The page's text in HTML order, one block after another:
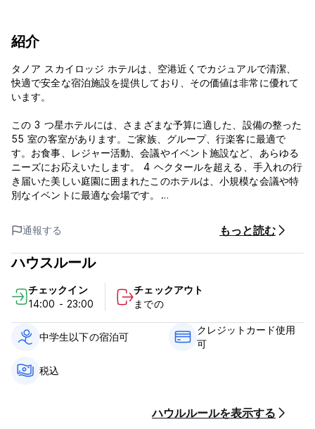
紹介
タノア スカイロッジ ホテルは、空港近くでカジュアルで清潔、
快適で安全な宿泊施設を提供しており、その価値は非常に優れて
います。
この 3 つ星ホテルには、さまざまな予算に適した、設備の整った
55 室の客室があります。ご家族、グループ、行楽客に最適で
す。お食事、レジャー活動、会議やイベント施設など、あらゆる
ニーズにお応えいたします。 4 ヘクタールを超える、手入れの行
き届いた美しい庭園に囲まれたこのホテルは、小規模な会議や特
別なイベントに最適な会場です。
受付 – 24時間対応
チェックイン – 午後 2 時
チェックアウト – 午前10時
チェックイン時にゲストのクレジットカードのコピーをとられま
す。
年齢制限 – 18歳以上のみ (Auto-translated from original
通報する もっと読む
ハウスルール
チェックイン
14:00 - 23:00
チェックアウト
までの
中学生以下の宿泊可
クレジットカード使用
可
税込
ハウルルールを表示する